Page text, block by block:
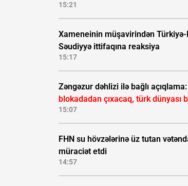
15:21
Xameneinin müşavirindən
Səudiyyə ittifaqına reaksiya
15:17
Zəngəzur dəhlizi ilə bağlı açıqlama:
blokadadan çıxacaq, türk dünyası
15:07
FHN su hövzələrinə üz tutan
müraciət etdi
14:57